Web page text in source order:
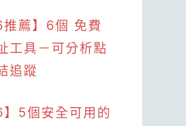
推薦】6個 免費
工具－可分析點
追蹤
】5個安全可用的